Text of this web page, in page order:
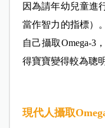
因為請年幼兒童進
當作智力的指標）
自己攝取Omega-3
得寶寶變得較為聰明
現代人攝取